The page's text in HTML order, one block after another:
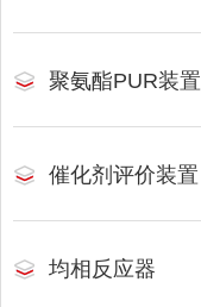
聚氨酯PUR装置
催化剂评价装置
均相反应器